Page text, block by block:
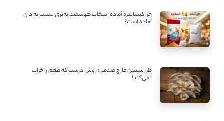
چرا کنسانتره آماده انتخاب هوشمندانه‌تری نسبت به دان
آماده است؟
طرز شستن قارچ صدفی؛ روش درست که طعم را خراب
نمی‌کند!